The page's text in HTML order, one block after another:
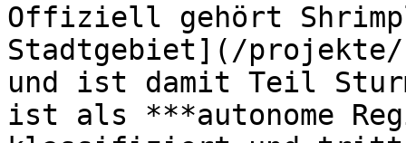
Offiziell gehört
Stadtgebiet](/projekte/
und ist damit Teil
ist als ***autonome